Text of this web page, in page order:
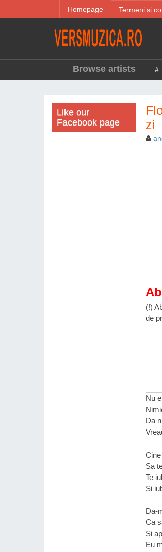
Homepage Termeni si
Browse artists #
Like our
Facebook page
zi
(!)
de
Nu
Da
Sa
Te
Si
Da-
Ca
Si
Eu